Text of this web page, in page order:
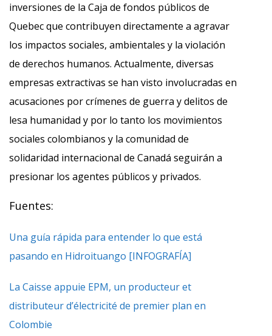
inversiones de la Caja de fondos públicos de
Quebec que contribuyen directamente a agravar
los impactos sociales, ambientales y la violación
de derechos humanos. Actualmente, diversas
empresas extractivas se han visto involucradas en
acusaciones por crímenes de guerra y delitos de
lesa humanidad y por lo tanto los movimientos
sociales colombianos y la comunidad de
solidaridad internacional de Canadá seguirán a
presionar los agentes públicos y privados.
Fuentes:
Una guía rápida para entender lo que está
pasando en Hidroituango [INFOGRAFÍA]
La Caisse appuie EPM, un producteur et
distributeur d’électricité de premier plan en
Colombie